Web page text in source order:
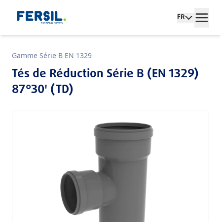
FR
Gamme Série B EN 1329
Tés de Réduction Série B (EN 1329)
87°30' (TD)